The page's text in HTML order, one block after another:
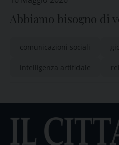
Abbiamo bisogno di
comunicazioni sociali
intelligenza artificiale